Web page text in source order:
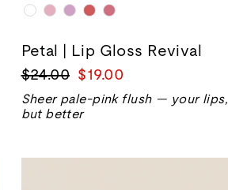
Petal | Lip Gloss Revival
Precio
normal
$24.00 Precio
de
venta
$19.00
Sheer pale-pink flush — your lips,
but better